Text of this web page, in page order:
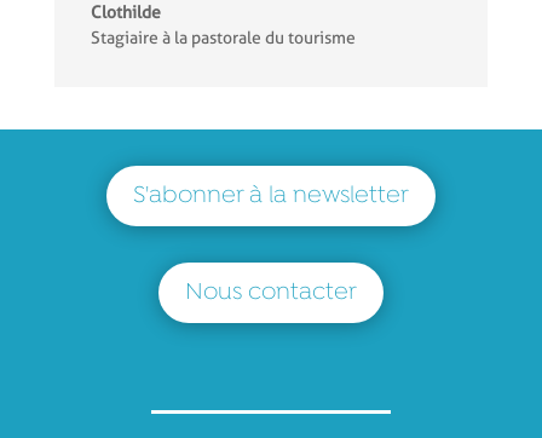
Clothilde
Stagiaire à la pastorale du tourisme
S'abonner à la newsletter
Nous contacter